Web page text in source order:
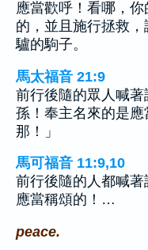
應當歡呼！看哪，
的，並且施行拯救
驢的駒子。
馬太福音 21:9
前行後隨的眾人喊
孫！奉主名來的是
那！」
馬可福音 11:9,10
前行後隨的人都喊
應當稱頌的！…
peace.